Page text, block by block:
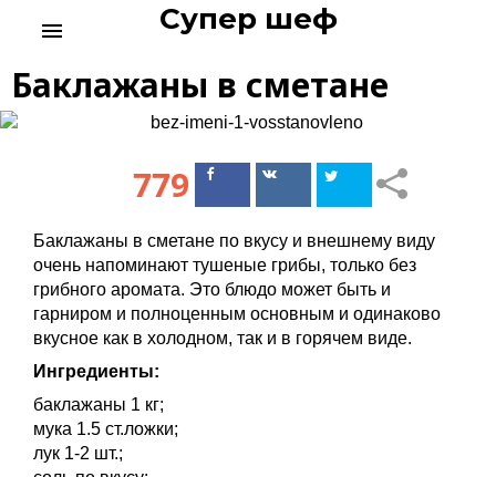
t
o
Супер шеф
menu
Баклажаны в сметане
779
ПоделитьсяПоделиться
Баклажаны в сметане по вкусу и внешнему виду
очень напоминают тушеные грибы, только без
грибного аромата. Это блюдо может быть и
гарниром и полноценным основным и одинаково
вкусное как в холодном, так и в горячем виде.
Ингредиенты:
баклажаны 1 кг;
мука 1.5 ст.ложки;
лук 1-2 шт.;